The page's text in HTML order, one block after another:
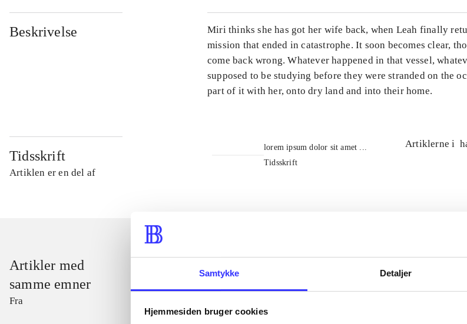
Samtykke Detaljer
Hjemmesiden bruger cookies
Beskrivelse
Miri thinks she has got her wife back, when Leah finally
mission that ended in catastrophe. It soon becomes clear,
come back wrong. Whatever happened in that vessel,
supposed to be studying before they were stranded on the
part of it with her, onto dry land and into their home.
Tidsskrift
Artiklen er en del af
lorem ipsum dolor sit amet ...
Tidsskrift
Artiklerne i
Artikler med
samme emner
Fra